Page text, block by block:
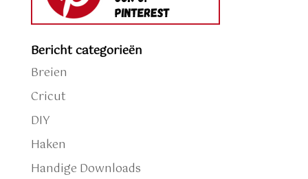
Bericht categorieën
Breien
Cricut
DIY
Haken
Handige Downloads